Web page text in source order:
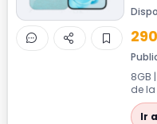
8GB
de
con
Ir